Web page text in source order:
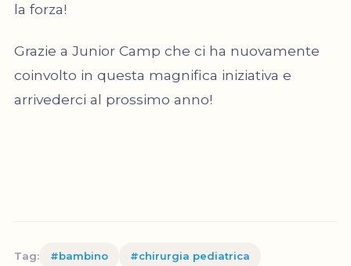
la forza!
Grazie a Junior Camp che ci ha nuovamente
coinvolto in questa magnifica iniziativa e
arrivederci al prossimo anno!
Tag: #bambino #chirurgia pediatrica